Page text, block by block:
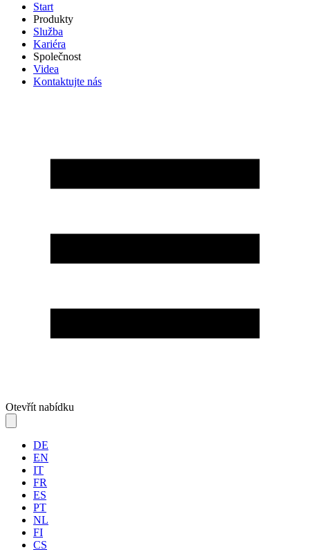
Start
Produkty
Služba
Kariéra
Společnost
Videa
Kontaktujte nás
Otevřít nabídku
DE
EN
IT
FR
ES
PT
NL
FI
CS